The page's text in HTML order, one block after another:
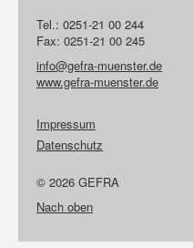
Tel.: 0251-21 00 244
Fax: 0251-21 00 245
info@gefra-muenster.de
www.gefra-muenster.de
Impressum
Datenschutz
© 2026 GEFRA
Nach oben